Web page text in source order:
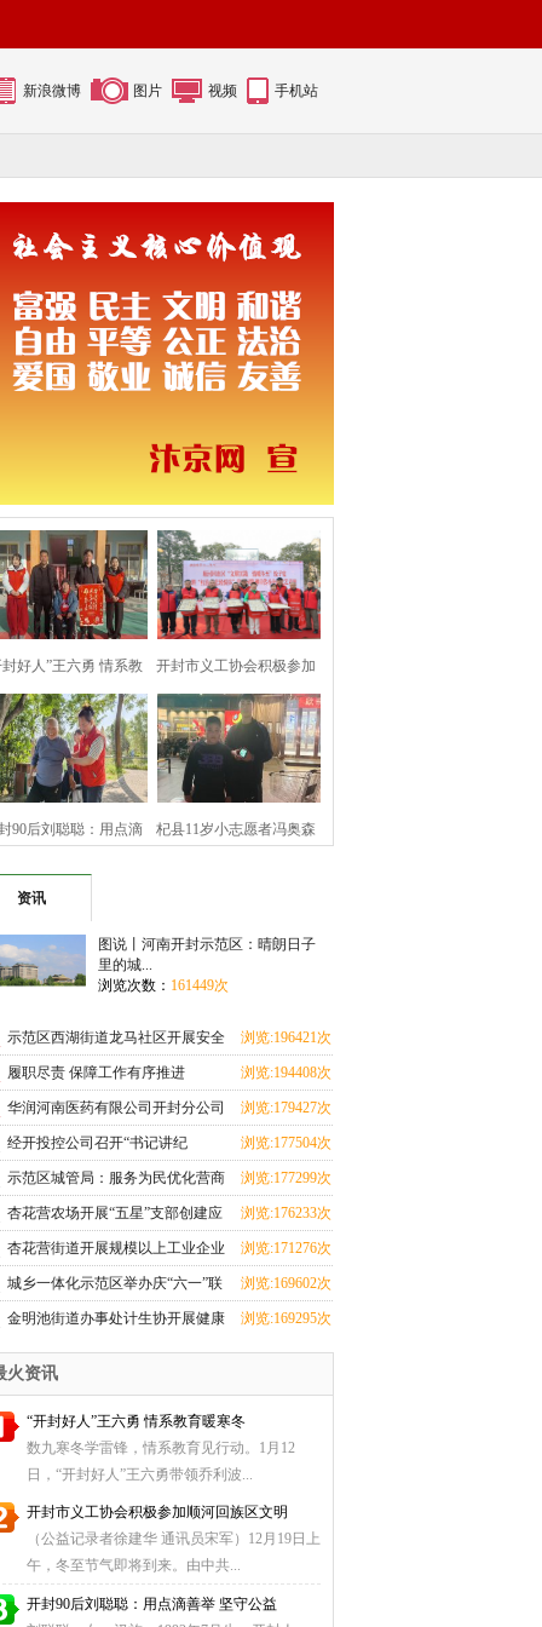
新浪微博 图片 视频 手机站
封好人”王六勇 情系教
育暖寒冬
开封市义工协会积极参加
顺河回族区文
90后刘聪聪：用点滴 杞县11岁小志愿者冯奥森
资讯
图说丨河南开封示范区：晴朗日子
里的城...
浏览次数： 161449次
示范区西湖街道龙马社区开展安全
教育进校园活动
浏览:196421次
履职尽责 保障工作有序推进 浏览:194408次
华润河南医药有限公司开封分公司
团支部成立
浏览:179427次
经开投控公司召开“书记讲纪
法”和“纪法与青春
浏览:177504次
示范区城管局：服务为民优化营商
环境 群众感激送
浏览:177299次
杏花营农场开展“五星”支部创建应
知应会知识测
浏览:176233次
杏花营街道开展规模以上工业企业
科技研发全覆盖
浏览:171276次
城乡一体化示范区举办庆“六一”联
欢会暨少儿才
浏览:169602次
金明池街道办事处计生协开展健康
厨艺大比拼活动
浏览:169295次
火资讯
“开封好人”王六勇 情系教育暖寒冬
数九寒冬学雷锋，情系教育见行动。1月12
日，“开封好人”王六勇带领乔利波...
开封市义工协会积极参加顺河回族区文明
（公益记录者徐建华 通讯员宋军）12月19日上
午，冬至节气即将到来。由中共...
开封90后刘聪聪：用点滴善举 坚守公益